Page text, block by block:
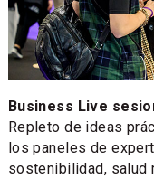
Business Live
Repleto de ideas
los paneles de
sostenibilidad, salud